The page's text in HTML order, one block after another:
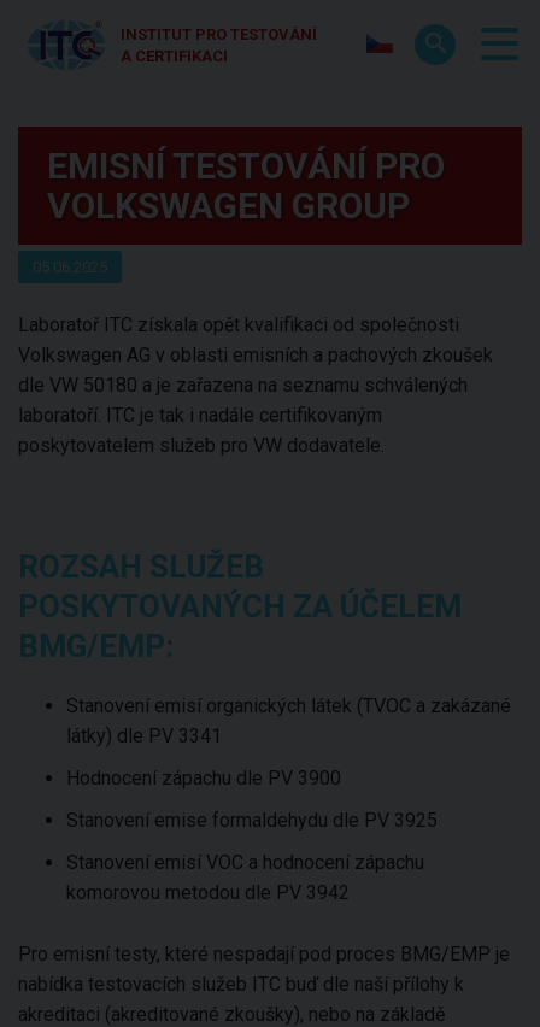
INSTITUT PRO TESTOVÁNÍ
A CERTIFIKACI
EMISNÍ TESTOVÁNÍ PRO
VOLKSWAGEN GROUP
05.06.2025
Laboratoř ITC získala opět kvalifikaci od společnosti
Volkswagen AG v oblasti emisních a pachových zkoušek
dle VW 50180 a je zařazena na seznamu schválených
laboratoří. ITC je tak i nadále certifikovaným
poskytovatelem služeb pro VW dodavatele.
ROZSAH SLUŽEB
POSKYTOVANÝCH ZA ÚČELEM
BMG/EMP:
Stanovení emisí organických látek (TVOC a zakázané
látky) dle PV 3341
Hodnocení zápachu dle PV 3900
Stanovení emise formaldehydu dle PV 3925
Stanovení emisí VOC a hodnocení zápachu
komorovou metodou dle PV 3942
Pro emisní testy, které nespadají pod proces BMG/EMP je
nabídka testovacích služeb ITC buď dle naší přílohy k
akreditaci (akreditované zkoušky), nebo na základě